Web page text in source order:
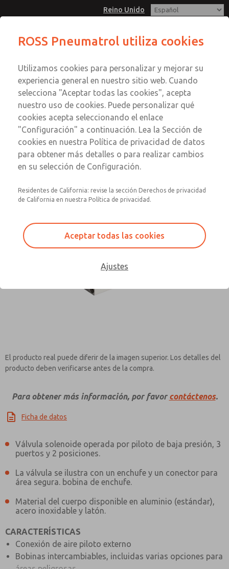
Reino Unido
Cuenta
Registrarse
Inscribirse
1/4", BSP/NPT, Montaje remoto,
3/2, Baja presión, Piloto externo,
Solenoide simple
Válvula solenoide de montaje remoto
El producto real puede diferir de la imagen superior. Los detalles del
producto deben verificarse antes de la compra.
Para obtener más información, por favor contáctenos.
Ficha de datos
Válvula solenoide operada por piloto de baja presión, 3
puertos y 2 posiciones.
La válvula se ilustra con un enchufe y un conector para
área segura. bobina de enchufe.
Material del cuerpo disponible en aluminio (estándar),
acero inoxidable y latón.
CARACTERÍSTICAS
Conexión de aire piloto externo
Bobinas intercambiables, incluidas varias opciones para
Baja presión, Piloto externo,
Information
ROSS Pneumatrol utiliza cookies
Utilizamos cookies para personalizar y mejorar su
experiencia general en nuestro sitio web. Cuando
selecciona "Aceptar todas las cookies", acepta
nuestro uso de cookies. Puede personalizar qué
cookies acepta seleccionando el enlace
"Configuración" a continuación. Lea la Sección de
cookies en nuestra Política de privacidad de datos
para obtener más detalles o para realizar cambios
en su selección de Configuración.
Residentes de California: revise la sección Derechos de privacidad
de California en nuestra Política de privacidad.
Aceptar todas las cookies
Ajustes